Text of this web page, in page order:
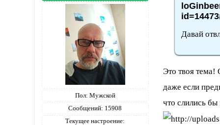
Пол: Мужской
Сообщений: 15908
Текущее настроение:
Давай
Это твоя тема!
даже если
что слились